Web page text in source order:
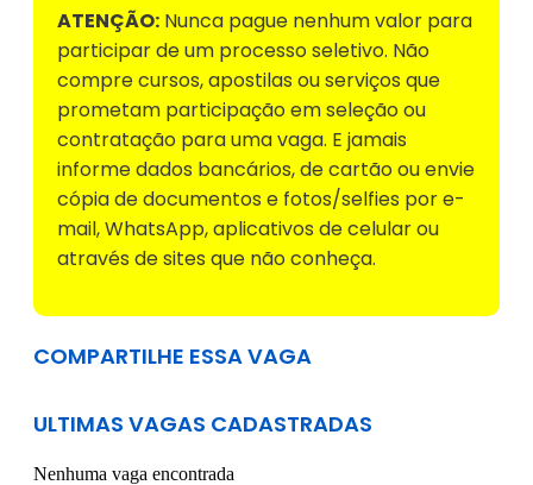
ATENÇÃO: Nunca pague nenhum valor para
participar de um processo seletivo. Não
compre cursos, apostilas ou serviços que
prometam participação em seleção ou
contratação para uma vaga. E jamais
informe dados bancários, de cartão ou envie
cópia de documentos e fotos/selfies por e-
mail, WhatsApp, aplicativos de celular ou
através de sites que não conheça.
COMPARTILHE ESSA VAGA
ULTIMAS VAGAS CADASTRADAS
Nenhuma vaga encontrada